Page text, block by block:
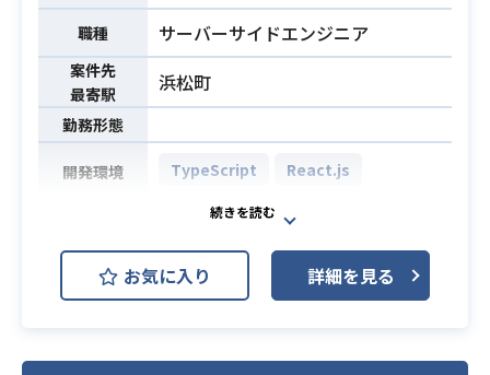
職種 サーバーサイドエンジニア
案件先
最寄駅
浜松町
勤務形態
開発環境 TypeScript React.js
業務内容
React (TypeScript)を利用して、安
全管理システムのバックエンド開発
をお願いします。
APIの繋ぎ込みの開発もお願いしたい
お気に入り 詳細を見る